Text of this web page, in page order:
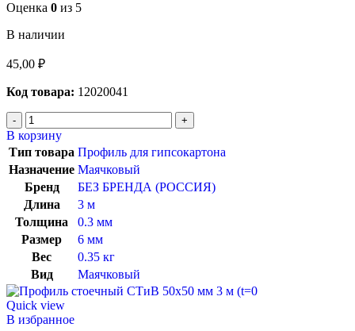
Оценка 0 из 5
В наличии
45,00 ₽
Код товара: 12020041
В корзину
Тип товара Профиль для гипсокартона
Назначение Маячковый
Бренд
БЕЗ БРЕНДА (РОССИЯ)
Длина
3 м
Толщина
0.3 мм
Размер
6 мм
Вес
0.35 кг
Вид
Маячковый
Quick view
В избранное